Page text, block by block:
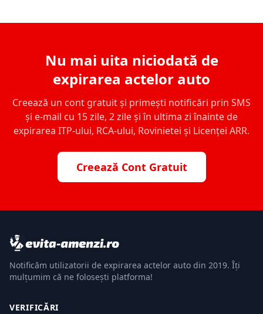
Nu mai uita niciodată de
expirarea actelor auto
Creează un cont gratuit și primești notificări prin SMS
și e-mail cu 15 zile, 2 zile și în ultima zi înainte de
expirarea ITP-ului, RCA-ului, Rovinietei și Licenței ARR.
Creează Cont Gratuit
Notificăm utilizatorii de expirarea actelor auto din 2019. Îți
mulțumim că ne folosești platforma!
VERIFICĂRI